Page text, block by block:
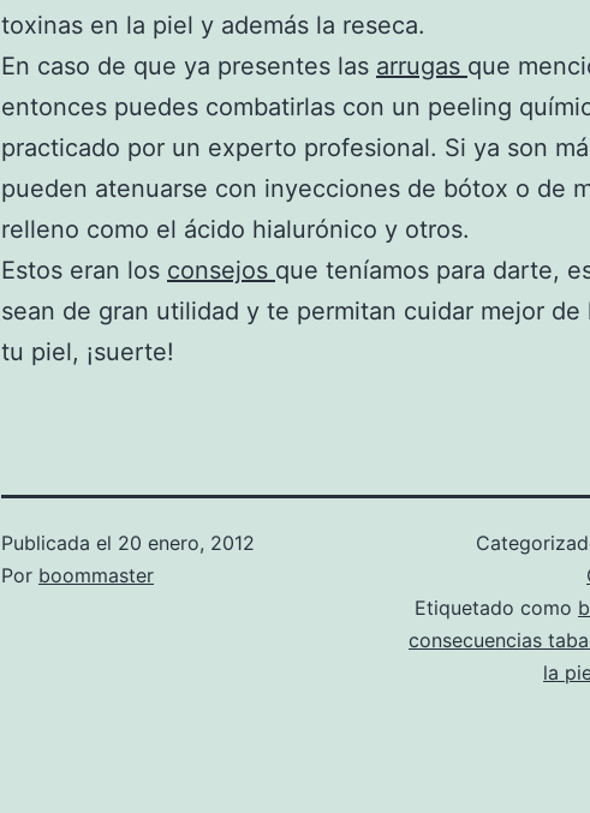
toxinas en la piel y además la reseca.
En caso de que ya presentes las arrugas que
entonces puedes combatirlas con un peeling
practicado por un experto profesional. Si ya son
pueden atenuarse con inyecciones de bótox o de
relleno como el ácido hialurónico y otros.
Estos eran los consejos que teníamos para darte,
sean de gran utilidad y te permitan cuidar mejor de
tu piel, ¡suerte!
Publicada el 20 enero, 2012
Por boommaster
Etiquetado como
consecuencias
la